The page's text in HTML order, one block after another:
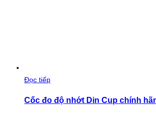
Đọc tiếp
Cốc đo độ nhớt Din Cup chính